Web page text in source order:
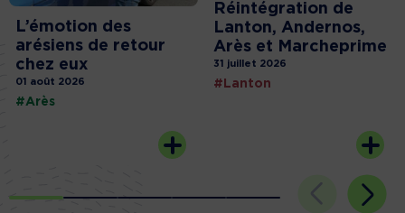
L’émotion des
arésiens de retour
chez eux
01 août 2026
#Arès
Réintégration de
Lanton, Andernos,
Arès et Marcheprime
31 juillet 2026
#Lanton